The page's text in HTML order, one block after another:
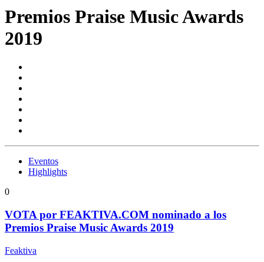
Premios Praise Music Awards
2019
Eventos
Highlights
0
VOTA por FEAKTIVA.COM nominado a los
Premios Praise Music Awards 2019
Feaktiva